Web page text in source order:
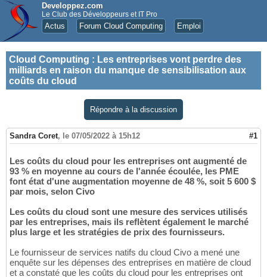
Developpez.com
Le Club des Développeurs et IT Pro
Actus Forum Cloud Computing Emploi
Cloud Computing : Les entreprises vont perdre des
milliards en raison du manque de sensibilisation aux
coûts du cloud
Répondre à la discussion
Sandra Coret, le 07/05/2022 à 15h12 #1
Les coûts du cloud pour les entreprises ont augmenté de
93 % en moyenne au cours de l'année écoulée, les PME
font état d'une augmentation moyenne de 48 %, soit 5 600 $
par mois, selon Civo
Les coûts du cloud sont une mesure des services utilisés
par les entreprises, mais ils reflètent également le marché
plus large et les stratégies de prix des fournisseurs.
Le fournisseur de services natifs du cloud Civo a mené une
enquête sur les dépenses des entreprises en matière de cloud
et a constaté que les coûts du cloud pour les entreprises ont